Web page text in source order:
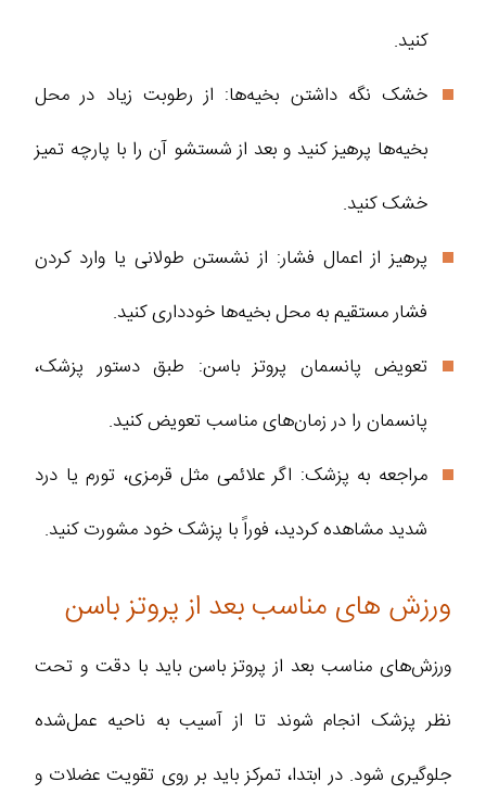
کنید.
خشک نگه داشتن بخیه‌ها: از رطوبت زیاد در محل
بخیه‌ها پرهیز کنید و بعد از شستشو آن را با پارچه تمیز
خشک کنید.
پرهیز از اعمال فشار: از نشستن طولانی یا وارد کردن
فشار مستقیم به محل بخیه‌ها خودداری کنید.
تعویض پانسمان پروتز باسن: طبق دستور پزشک،
پانسمان را در زمان‌های مناسب تعویض کنید.
مراجعه به پزشک: اگر علائمی مثل قرمزی، تورم یا درد
شدید مشاهده کردید، فوراً با پزشک خود مشورت کنید.
ورزش های مناسب بعد از پروتز باسن
ورزش‌های مناسب بعد از پروتز باسن باید با دقت و تحت
نظر پزشک انجام شوند تا از آسیب به ناحیه عمل‌شده
جلوگیری شود. در ابتدا، تمرکز باید بر روی تقویت عضلات و